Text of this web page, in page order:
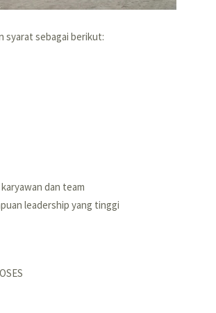
syarat sebagai berikut:
dan team
leadership yang tinggi